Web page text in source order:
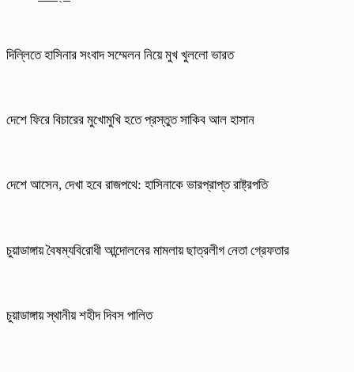
দিল্লিতে হাসিনার সংবাদ সম্মেলন নিয়ে মুখ খুললো ভারত
দেশে ফিরে বিচারের মুখোমুখি হতে প্রস্তুত সাকিব আল হাসান
দেশে আসেন, দেখা হবে রাজপথে: হাসিনাকে ভারপ্রাপ্ত রাষ্ট্রপতি
চুয়াডাঙ্গায় বৈষম্যবিরোধী আন্দোলনের মামলায় ছাত্রলীগ নেতা গ্রেফতার
চুয়াডাঙ্গায় স্থানীয় শহীদ দিবস পা‌লিত